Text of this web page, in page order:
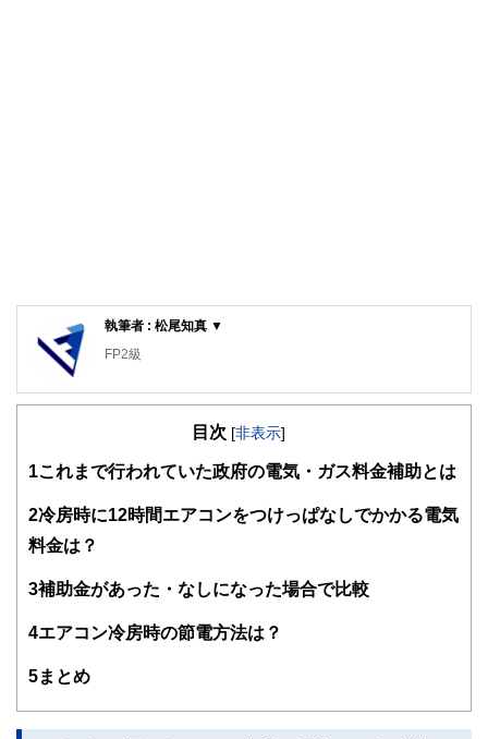
執筆者 : 松尾知真 ▼
FP2級
目次 [非表示]
1 これまで行われていた政府の電気・ガス料金補助とは
2冷房時に12時間エアコンをつけっぱなしでかかる電気
料金は？
3補助金があった・なしになった場合で比較
4エアコン冷房時の節電方法は？
5まとめ